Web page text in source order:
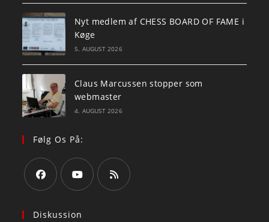
Nyt medlem af CHESS BOARD OF FAME i
Køge
5. AUGUST 2026
Claus Marcussen stopper som
webmaster
4. AUGUST 2026
Følg Os På:
in
in
Diskussion